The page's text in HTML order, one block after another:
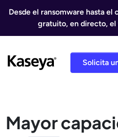
Desde el ransomware hasta
gratuito, en directo,
Solicita
Mayor